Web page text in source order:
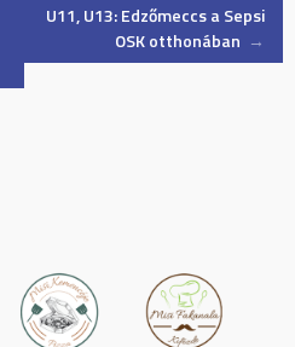
U11, U13: Edzőmeccs a Sepsi
OSK otthonában →